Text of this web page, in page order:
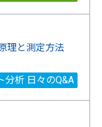
理と測定方法
分析 日々のQ&A